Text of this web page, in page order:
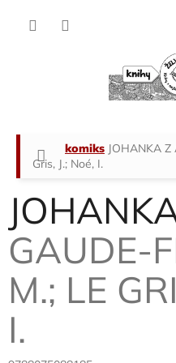
Domů
komiks JOHANKA Z
Gris, J.; Noé, I.
GAUDE-
M.; LE
I.